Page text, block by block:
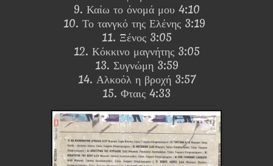
9. Καίω το όνομά μου 4:10
10. Το τανγκό της Ελένης 3:19
11. Ξένος 3:05
12. Κόκκινο μαγνήτης 3:05
13. Συγνώμη 3:59
14. Αλκοόλ η βροχή 3:57
15. Φταις 4:33